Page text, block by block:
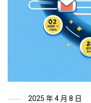
2025 年 4 月 8 日